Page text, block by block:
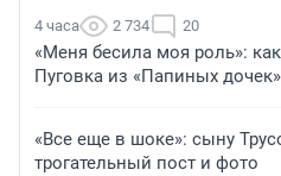
4 часа 2 734 20
«Меня бесила моя роль»:
Пуговка из «Папиных дочек»
«Все еще в шоке»: сыну
трогательный пост и фото